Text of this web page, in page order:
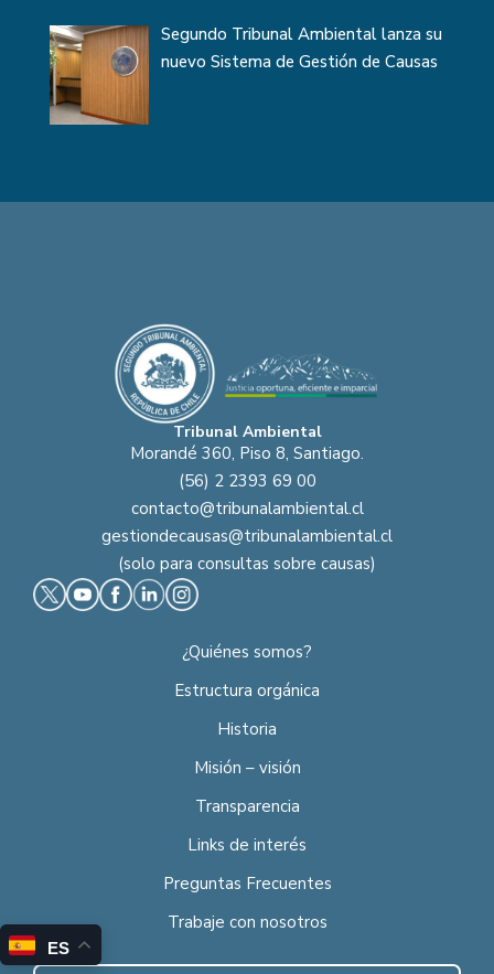
Segundo Tribunal Ambiental lanza su
nuevo Sistema de Gestión de Causas
Tribunal Ambiental
Morandé 360, Piso 8, Santiago.
(56) 2 2393 69 00
contacto@tribunalambiental.cl
gestiondecausas@tribunalambiental.cl
(solo para consultas sobre causas)
¿Quiénes somos?
Estructura orgánica
Historia
Misión – visión
Transparencia
Links de interés
Preguntas Frecuentes
Trabaje con nosotros
ES